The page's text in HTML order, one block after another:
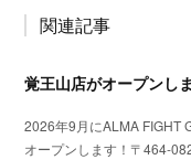
関連記事
覚王山店がオープンし
2026年9月にALMA FIGHT
オープンします！〒464-